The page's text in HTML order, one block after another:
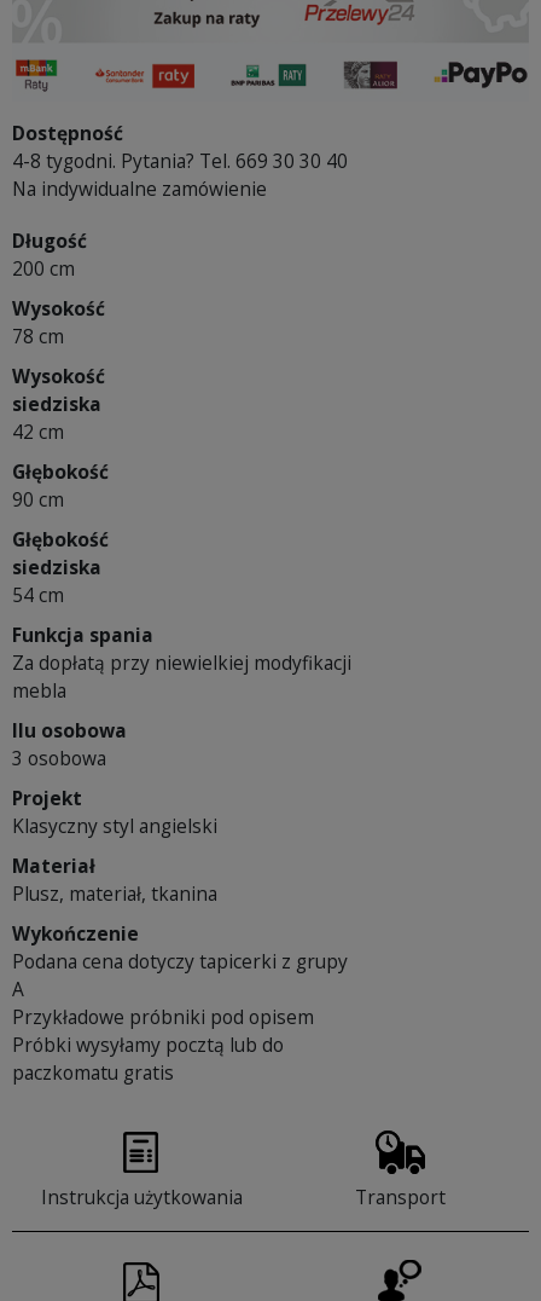
Dostępność
4-8 tygodni. Pytania? Tel. 669 30 30 40
Na indywidualne zamówienie
Długość
200 cm
Wysokość
78 cm
Wysokość
siedziska
42 cm
Głębokość
90 cm
Głębokość
siedziska
54 cm
Funkcja spania
Za dopłatą przy niewielkiej modyfikacji
mebla
Ilu osobowa
3 osobowa
Projekt
Klasyczny styl angielski
Materiał
Plusz, materiał, tkanina
Wykończenie
Podana cena dotyczy tapicerki z grupy
A
Przykładowe próbniki pod opisem
Próbki wysyłamy pocztą lub do
paczkomatu gratis
Instrukcja użytkowania Transport